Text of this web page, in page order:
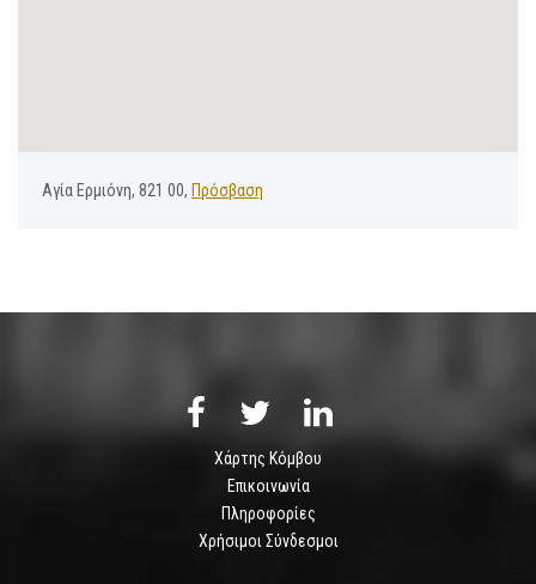
Αγία Ερμιόνη, 821 00, Πρόσβαση
Χάρτης Κόμβου
Επικοινωνία
Πληροφορίες
Χρήσιμοι Σύνδεσμοι